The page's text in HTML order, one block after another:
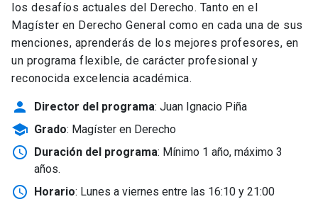
los desafíos actuales del Derecho. Tanto en el
Magíster en Derecho General como en cada una de sus
menciones, aprenderás de los mejores profesores, en
un programa flexible, de carácter profesional y
reconocida excelencia académica.
person Director del programa: Juan Ignacio Piña
school Grado: Magíster en Derecho
schedule Duración del programa: Mínimo 1 año, máximo 3
años.
schedule Horario: Lunes a viernes entre las 16:10 y 21:00